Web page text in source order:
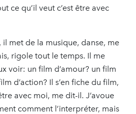
ce qu’il veut c’est être avec
il met de la musique, danse, me
rigole tout le temps. Il me
voir: un film d’amour? un film
d’action? Il s’en fiche du film,
avec moi, me dit-il. J’avoue
comment l’interpréter, mais